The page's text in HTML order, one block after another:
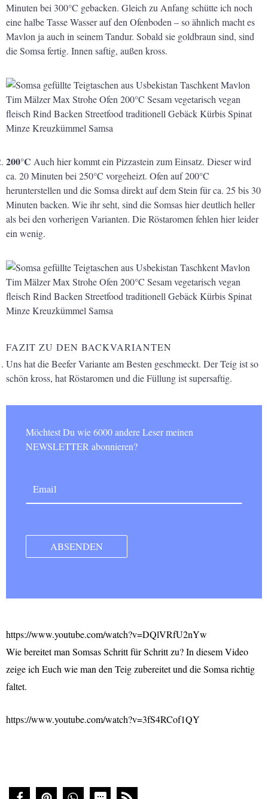
Minuten bei 300°C gebacken. Gleich zu Anfang schütte ich noch
eine halbe Tasse Wasser auf den Ofenboden – so ähnlich macht es
Mavlon ja auch in seinem Tandur. Sobald sie goldbraun sind, sind
die Somsa fertig. Innen saftig, außen kross.
200°C Auch hier kommt ein Pizzastein zum Einsatz. Dieser wird
ca. 20 Minuten bei 250°C vorgeheizt. Ofen auf 200°C
herunterstellen und die Somsa direkt auf dem Stein für ca. 25 bis 30
Minuten backen. Wie ihr seht, sind die Somsas hier deutlich heller
als bei den vorherigen Varianten. Die Röstaromen fehlen hier leider
ein wenig.
FAZIT ZU DEN BACKVARIANTEN
Uns hat die Beefer Variante am Besten geschmeckt. Der Teig ist so
schön kross, hat Röstaromen und die Füllung ist supersaftig.
Möchtest Du wie 6000 andere Leser meinen
NEWSLETTER abonnieren?
https://www.youtube.com/watch?v=DQlVRfU2nYw
Wie bereitet man Somsas Schritt für Schritt zu? In diesem Video
zeige ich Euch wie man den Teig zubereitet und die Somsa richtig
faltet.
https://www.youtube.com/watch?v=3fS4RCof1QY